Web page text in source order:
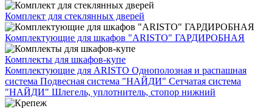
Комплект для стеклянных дверей
Комплектующие для шкафов "ARISTO" ГАРДИРОБНАЯ
Комплекты для шкафов-купе
Комплектующие для ARISTO Однополозная и распашная
система Подвесная система "НАЙДИ" Сетчатая система
"НАЙДИ" Шлегель, уплотнитель, стопор нижний